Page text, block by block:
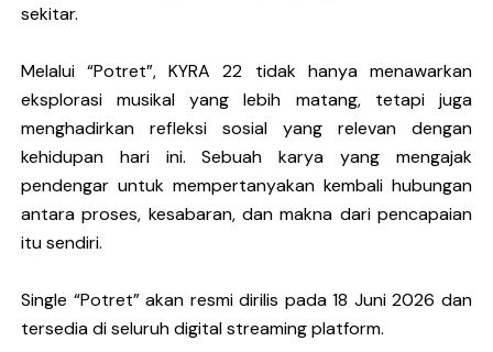
sekitar.
Melalui “Potret”, KYRA 22 tidak hanya menawarkan
eksplorasi musikal yang lebih matang, tetapi juga
menghadirkan refleksi sosial yang relevan dengan
kehidupan hari ini. Sebuah karya yang mengajak
pendengar untuk mempertanyakan kembali hubungan
antara proses, kesabaran, dan makna dari pencapaian
itu sendiri.
Single “Potret” akan resmi dirilis pada 18 Juni 2026 dan
tersedia di seluruh digital streaming platform.